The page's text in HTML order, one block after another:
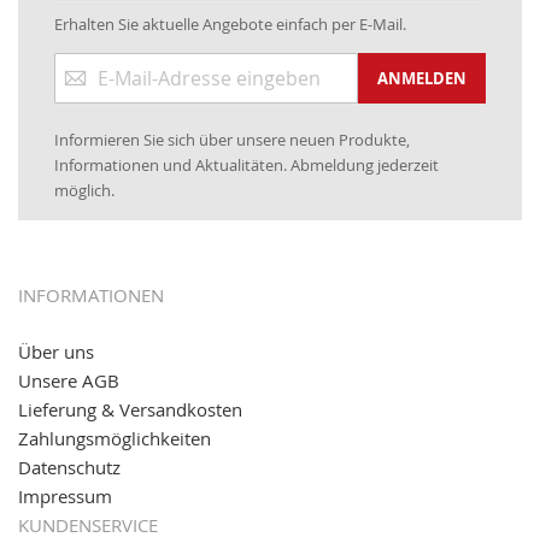
01.06.2019: Individuell
bedruckte Kabeltrommeln
www.kabeltrommeln-versand.de/Kabelbedruckung
04.11.2018: Überarbeitung der Corporate Identity (CI)
16.01.2017:JETZT NEU- Visa & MasterCard (inkl.
Maestro)
12.01.2017:JETZT NEU- giropay, SOFORT-Überweisung
05.09.2016: NEUE Topseller bei
11.08.2016: Gerade entsteht unser "neuer"
Partnershop
Online-Shop für einfaches Transportieren. Einfach
reinschauen...
Erhalten Sie aktuelle Angebote einfach per E-Mail.
zum
ANMELDEN
Informieren Sie sich über unsere neuen Produkte,
Informationen und Aktualitäten. Abmeldung jederzeit
möglich.
INFORMATIONEN
Über uns
Unsere AGB
Lieferung & Versandkosten
Zahlungsmöglichkeiten
Datenschutz
Impressum
KUNDENSERVICE